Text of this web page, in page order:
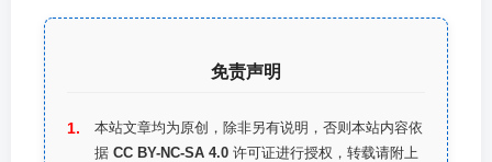
免责声明
本站文章均为原创，除非另有说明，否则本站内容依
据 CC BY-NC-SA 4.0 许可证进行授权，转载请附上